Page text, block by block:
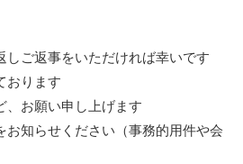
しご返事をいただければ幸いです
おります
、お願い申し上げます
お知らせください（事務的用件や会